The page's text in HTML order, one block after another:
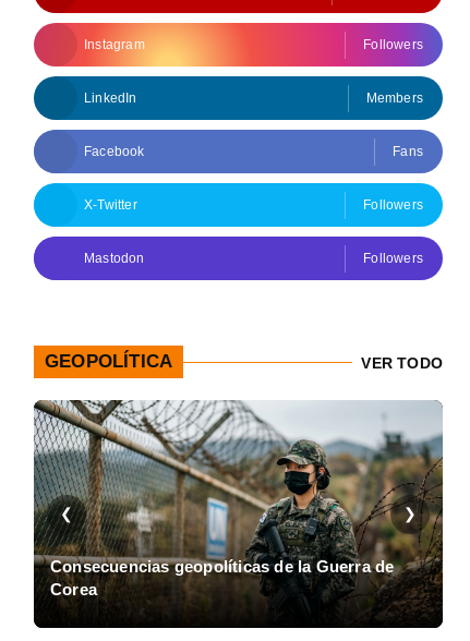
Instagram Followers
LinkedIn Members
Facebook Fans
X-Twitter Followers
Mastodon Followers
GEOPOLÍTICA VER TODO
❮
Consecuencias geopolíticas de la Guerra de
Corea
❯